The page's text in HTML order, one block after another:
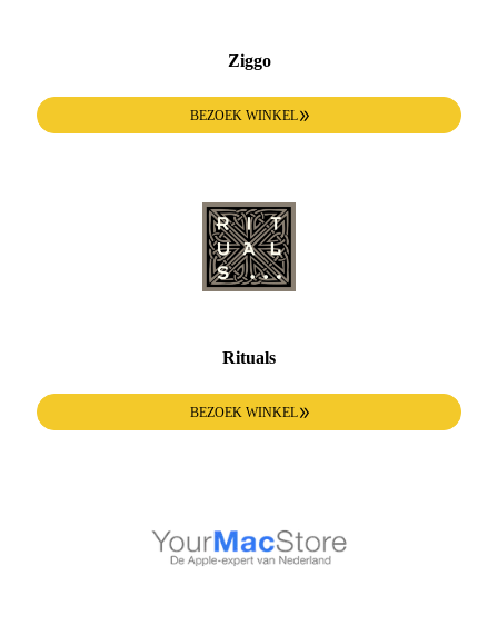
Ziggo
BEZOEK WINKEL
Rituals
BEZOEK WINKEL